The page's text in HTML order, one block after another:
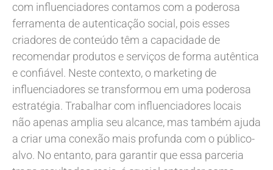
com influenciadores contamos com a poderosa
ferramenta de autenticação social, pois esses
criadores de conteúdo têm a capacidade de
recomendar produtos e serviços de forma autêntica
e confiável. Neste contexto, o marketing de
influenciadores se transformou em uma poderosa
estratégia. Trabalhar com influenciadores locais
não apenas amplia seu alcance, mas também ajuda
a criar uma conexão mais profunda com o público-
alvo. No entanto, para garantir que essa parceria